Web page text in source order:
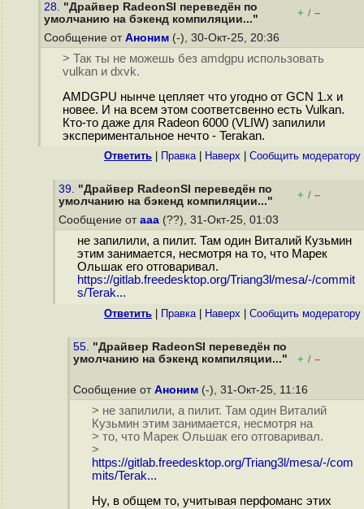
28. "Драйвер RadeonSI переведён по
умолчанию на бэкенд компиляции..."
+ / –
Сообщение от Аноним (-), 30-Окт-25, 20:36
> Так ты не можешь без amdgpu использовать
vulkan и dxvk.
AMDGPU нынче цепляет что угодно от GCN 1.x и
новее. И на всем этом соответсвенно есть Vulkan.
Кто-то даже для Radeon 6000 (VLIW) запилили
экспериментальное нечто - Terakan.
Ответить Правка| Наверх Cообщить модератору
39. "Драйвер RadeonSI переведён по
умолчанию на бэкенд компиляции..."
+ / –
Сообщение от aaa (??), 31-Окт-25, 01:03
не запилили, а пилит. Там один Виталий Кузьмин
этим занимается, несмотря на то, что Марек
Ольшак его отговаривал.
https://gitlab.freedesktop.org/Triang3l/mesa/-/commit
s/Terak...
Ответить Правка| Наверх Cообщить модератору
55. "Драйвер RadeonSI переведён по
умолчанию на бэкенд компиляции..."
+ / –
Сообщение от Аноним (-), 31-Окт-25, 11:16
> не запилили, а пилит. Там один Виталий
Кузьмин этим занимается, несмотря на
> то, что Марек Ольшак его отговаривал.
>
https://gitlab.freedesktop.org/Triang3l/mesa/-/com
mits/Terak...
Ну, в общем то, учитывая перфоманс этих